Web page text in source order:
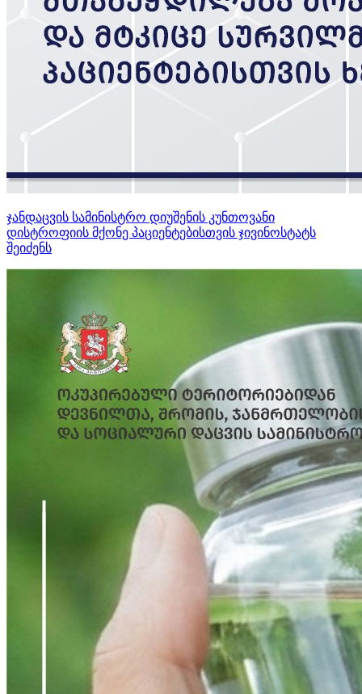
ჯანდაცვის სამინისტრო დიუშენის კუნთოვანი
დისტროფიის მქონე პაციენტებისთვის ჯივინოსტატს
შეიძენს